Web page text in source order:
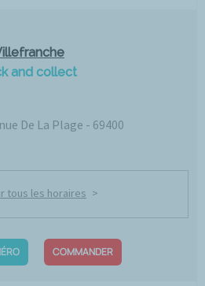
and collect
De La Plage - 69400
tous les horaires
COMMANDER